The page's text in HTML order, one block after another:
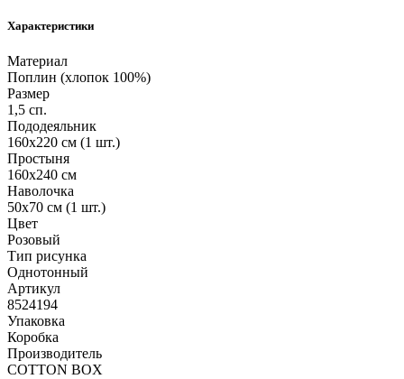
Характеристики
Материал
Поплин (хлопок 100%)
Размер
1,5 сп.
Пододеяльник
160х220 см (1 шт.)
Простыня
160х240 см
Наволочка
50х70 см (1 шт.)
Цвет
Розовый
Тип рисунка
Однотонный
Артикул
8524194
Упаковка
Коробка
Производитель
COTTON BOX